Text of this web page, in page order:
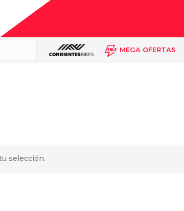
MEGA OFERTAS
selección.